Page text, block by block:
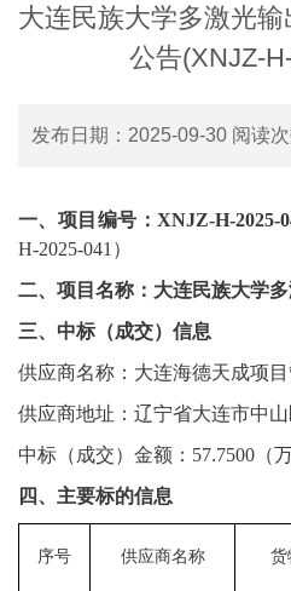
大连民族大学多激光
公告(XNJZ-
发布日期：2025-09-30 阅读次
一、项目编号：XNJZ-H-2025-
H-2025-041 ）
二、项目名称： 大连民族大学
三、中标（成交）信息
供应商名称：大连海德天成项目
供应商地址：辽宁省大连市中
中标（成交）金额： 57.7500（
四、主要标的信息
序号 供应商名称 货